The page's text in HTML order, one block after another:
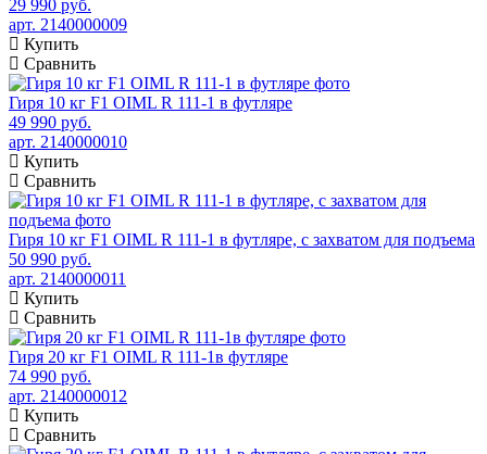
29 990 руб.
арт. 2140000009
Купить
Сравнить
Гиря 10 кг F1 OIML R 111-1 в футляре
49 990 руб.
арт. 2140000010
Купить
Сравнить
Гиря 10 кг F1 OIML R 111-1 в футляре, с захватом для подъема
50 990 руб.
арт. 2140000011
Купить
Сравнить
Гиря 20 кг F1 OIML R 111-1в футляре
74 990 руб.
арт. 2140000012
Купить
Сравнить